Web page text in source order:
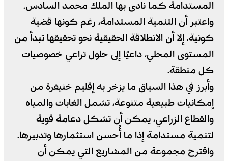
المستدامة كما نادى بها الملك محمد السادس.
واعتبر أن التنمية المستدامة، رغم كونها قضية
كونية، إلا أن الانطلاقة الحقيقية نحو تحقيقها تبدأ من
المستوى المحلي، داعيًا إلى حلول تراعي خصوصيات
كل منطقة.
وأبرز في هذا السياق ما يزخر به إقليم خنيفرة من
إمكانيات طبيعية متنوعة، تشمل الغابات والمياه
والقطاع الزراعي، يمكن أن تشكل دعامة قوية
لتنمية مستدامة إذا ما أُحسن استثمارها وتدبيرها.
واقترح مجموعة من المشاريع التي يمكن أن